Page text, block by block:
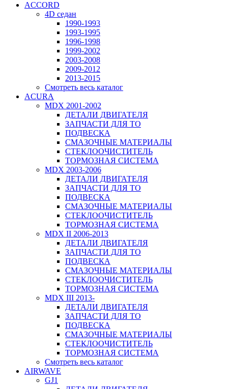
ACCORD
4D седан
1990-1993
1993-1995
1996-1998
1999-2002
2003-2008
2009-2012
2013-2015
Смотреть весь каталог
ACURA
MDX 2001-2002
ДЕТАЛИ ДВИГАТЕЛЯ
ЗАПЧАСТИ ДЛЯ ТО
ПОДВЕСКА
СМАЗОЧНЫЕ МАТЕРИАЛЫ
СТЕКЛООЧИСТИТЕЛЬ
ТОРМОЗНАЯ СИСТЕМА
MDX 2003-2006
ДЕТАЛИ ДВИГАТЕЛЯ
ЗАПЧАСТИ ДЛЯ ТО
ПОДВЕСКА
СМАЗОЧНЫЕ МАТЕРИАЛЫ
СТЕКЛООЧИСТИТЕЛЬ
ТОРМОЗНАЯ СИСТЕМА
MDX II 2006-2013
ДЕТАЛИ ДВИГАТЕЛЯ
ЗАПЧАСТИ ДЛЯ ТО
ПОДВЕСКА
СМАЗОЧНЫЕ МАТЕРИАЛЫ
СТЕКЛООЧИСТИТЕЛЬ
ТОРМОЗНАЯ СИСТЕМА
MDX III 2013-
ДЕТАЛИ ДВИГАТЕЛЯ
ЗАПЧАСТИ ДЛЯ ТО
ПОДВЕСКА
СМАЗОЧНЫЕ МАТЕРИАЛЫ
СТЕКЛООЧИСТИТЕЛЬ
ТОРМОЗНАЯ СИСТЕМА
Смотреть весь каталог
AIRWAVE
GJ1